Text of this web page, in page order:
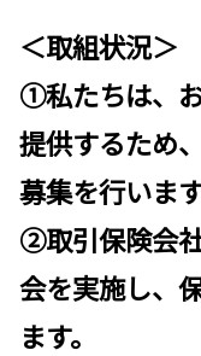
＜取組状況＞
①私たちは、
提供するため
募集を行います
②取引保険会
会を実施し、
ます。